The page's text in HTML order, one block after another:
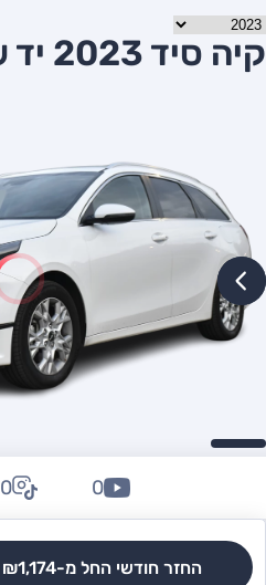
קיה סיד 2023 יד שניה
החזר חודשי החל מ-₪1,174
0
0